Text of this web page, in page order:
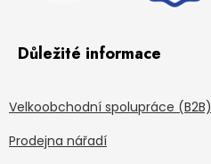
Důležité informace
Velkoobchodní spolupráce (B2B)
Prodejna nářadí